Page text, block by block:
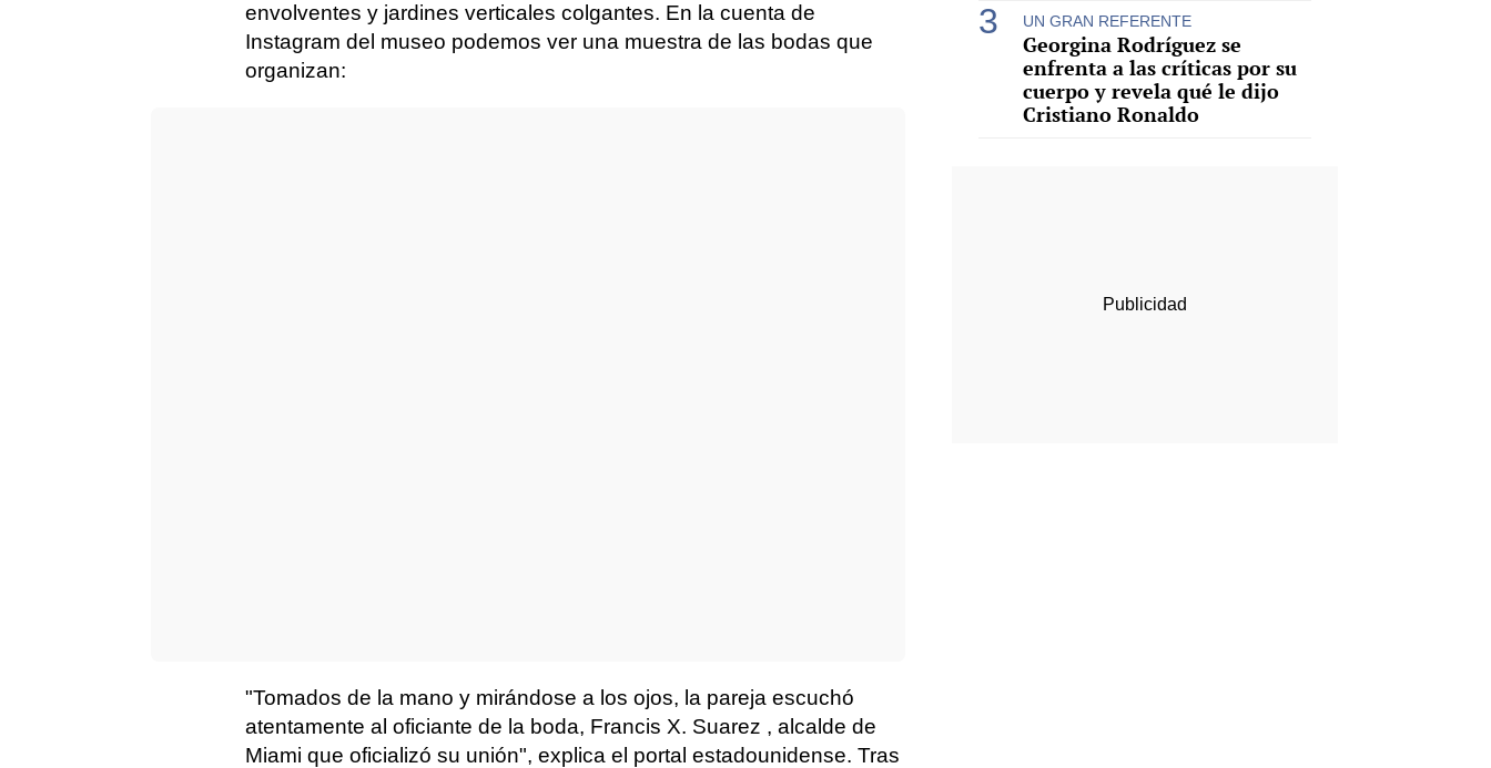
envolventes y jardines verticales colgantes. En la cuenta de
Instagram del museo podemos ver una muestra de las bodas que
organizan:
"Tomados de la mano y mirándose a los ojos, la pareja escuchó
atentamente al oficiante de la boda, Francis X. Suarez , alcalde de
Miami que oficializó su unión", explica el portal estadounidense. Tras
UN GRAN REFERENTE
Georgina Rodríguez se
enfrenta a las críticas por su
cuerpo y revela qué le dijo
Cristiano Ronaldo